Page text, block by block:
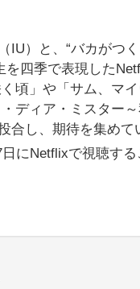
IU）と、“バカがつ
を四季で表現した
頃」や「サム、マイ
ディア・ミスター
し、期待を集めて
にNetflixで視聴す